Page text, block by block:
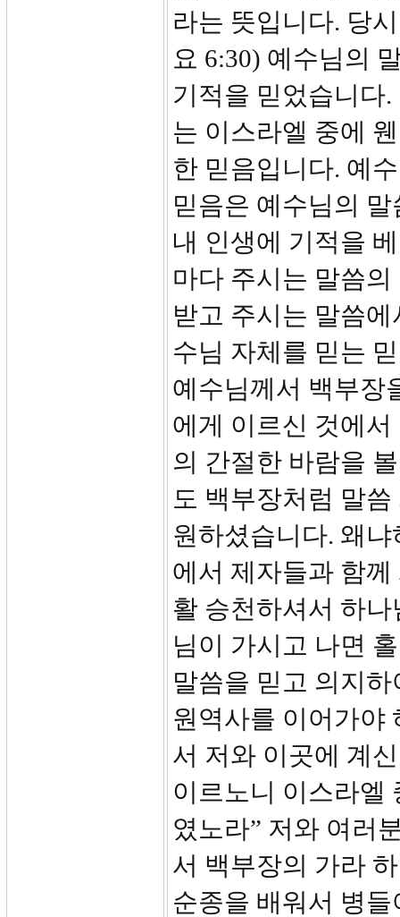
라는 뜻입니다. 당
요 6:30) 예수님의
기적을 믿었습니다
는 이스라엘 중에
한 믿음입니다. 예
믿음은 예수님의
내 인생에 기적을
마다 주시는 말씀
받고 주시는 말씀
수님 자체를 믿는
예수님께서 백부장
에게 이르신 것에
의 간절한 바람을
도 백부장처럼 말
원하셨습니다. 왜
에서 제자들과 함
활 승천하셔서 하
님이 가시고 나면
말씀을 믿고 의지
원역사를 이어가야
서 저와 이곳에 계
이르노니 이스라엘
였노라” 저와 여러
서 백부장의 가라
순종을 배워서 병